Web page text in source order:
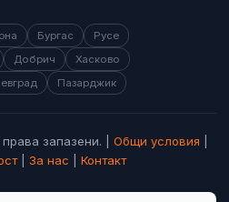
Бургас
Русе
Добрич
Хасково
Пазарджик
запазени. | Общи условия
| За нас Контакт